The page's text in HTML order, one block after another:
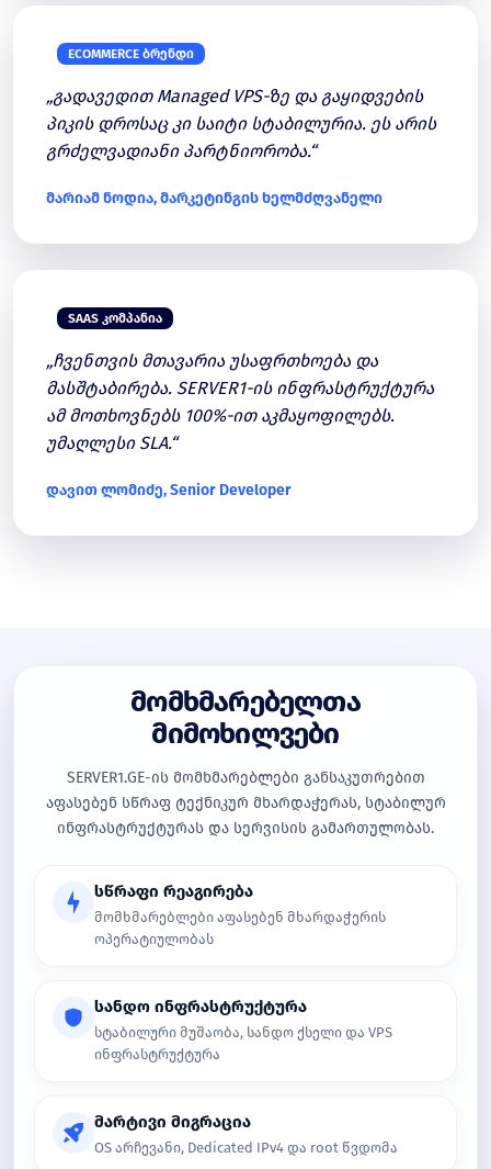
ECOMMERCE ᲑᲠᲔᲜᲓᲘ
„გადავედით Managed VPS-ზე და გაყიდვების
პიკის დროსაც კი საიტი სტაბილურია. ეს არის
გრძელვადიანი პარტნიორობა.“
მარიამ ნოდია, მარკეტინგის ხელმძღვანელი
SAAS ᲙᲝᲛᲞᲐᲜᲘᲐ
„ჩვენთვის მთავარია უსაფრთხოება და
მასშტაბირება. SERVER1-ის ინფრასტრუქტურა
ამ მოთხოვნებს 100%-ით აკმაყოფილებს.
უმაღლესი SLA.“
დავით ლომიძე, Senior Developer
მომხმარებელთა
მიმოხილვები
SERVER1.GE-ის მომხმარებლები განსაკუთრებით
აფასებენ სწრაფ ტექნიკურ მხარდაჭერას, სტაბილურ
ინფრასტრუქტურას და სერვისის გამართულობას.
სწრაფი რეაგირება
მომხმარებლები აფასებენ მხარდაჭერის
ოპერატიულობას
სანდო ინფრასტრუქტურა
სტაბილური მუშაობა, სანდო ქსელი და VPS
ინფრასტრუქტურა
მარტივი მიგრაცია
OS არჩევანი, Dedicated IPv4 და root წვდომა